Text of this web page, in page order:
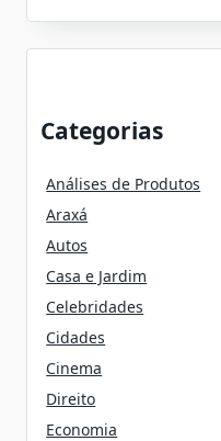
Categorias
Análises de Produtos
Araxá
Autos
Casa e Jardim
Celebridades
Cidades
Cinema
Direito
Economia